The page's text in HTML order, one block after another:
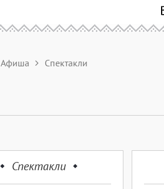
Афиша Спектакли
Спектакли